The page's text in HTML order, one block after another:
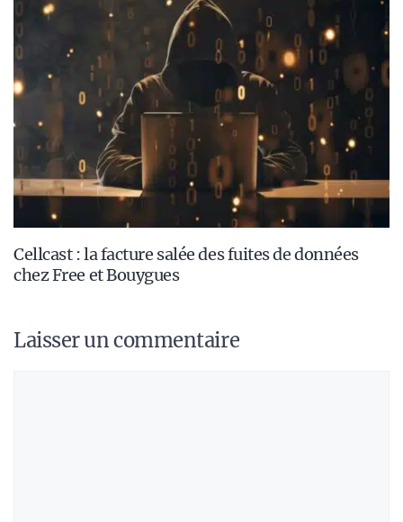
Cellcast : la facture salée des fuites de données
chez Free et Bouygues
Laisser un commentaire